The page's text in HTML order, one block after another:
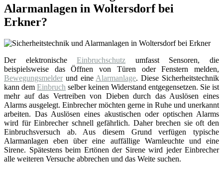
Alarmanlagen in Woltersdorf bei
Erkner?
Der elektronischeEinbruchschutz umfasst Sensoren, die
beispielsweise das Öffnen von Türen oder Fenstern melden,
Bewegungsmelder und eine Alarmanlage. Diese Sicherheitstechnik
kann dem Einbruch selber keinen Widerstand entgegensetzen. Sie ist
mehr auf das Vertreiben von Dieben durch das Auslösen eines
Alarms ausgelegt. Einbrecher möchten gerne in Ruhe und unerkannt
arbeiten. Das Auslösen eines akustischen oder optischen Alarms
wird für Einbrecher schnell gefährlich. Daher brechen sie oft den
Einbruchsversuch ab. Aus diesem Grund verfügen typische
Alarmanlagen eben über eine auffällige Warnleuchte und eine
Sirene. Spätestens beim Ertönen der Sirene wird jeder Einbrecher
alle weiteren Versuche abbrechen und das Weite suchen.